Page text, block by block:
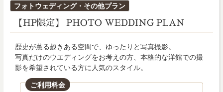
フォトウェディング・その他プラン
日:
【HP限定】 PHOTO WEDDING PLAN
歴史が薫る趣きある空間で、ゆったりと写真撮影。
写真だけのウエディングをお考えの方、本格的な洋館での撮
影を希望されている方に人気のスタイル。
ご利用料金